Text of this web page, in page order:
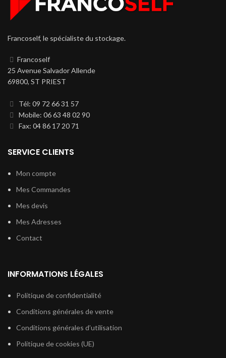
Francoself, le spécialiste du stockage.
Francoself
25 Avenue Salvador Allende
69800, ST PRIEST
Tél: 09 72 66 31 57
Mobile: 06 63 48 02 90
Fax: 04 86 17 20 71
SERVICE CLIENTS
Mon compte
Mes Commandes
Mes devis
Mes Adresses
Contact
INFORMATIONS LÉGALES
Politique de confidentialité
Conditions générales de vente
Conditions générales d’utilisation
Politique de cookies (UE)